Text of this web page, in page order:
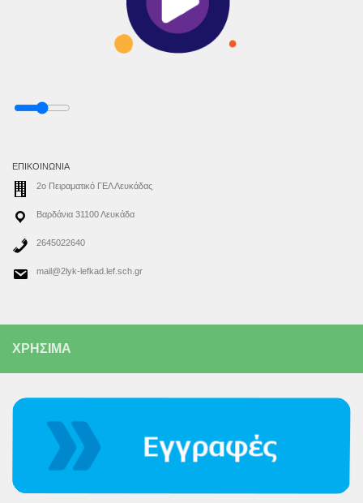
ΕΠΙΚΟΙΝΩΝΊΑ
2ο Πειραματικό ΓΕΛ Λευκάδας
Βαρδάνια 31100 Λευκάδα
2645022640
mail@2lyk-lefkad.lef.sch.gr
ΧΡΗΣΙΜΑ